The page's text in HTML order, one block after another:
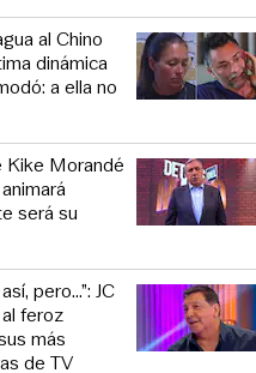
al Chino
dinámica
a ella no
Kike Morandé
será su
pero...”: JC
feroz
más
de TV